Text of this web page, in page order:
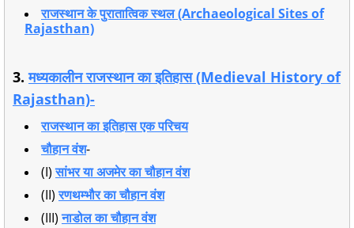
राजस्थान के पुरातात्विक स्थल (Archaeological Sites of
Rajasthan)
3.मध्यकालीन राजस्थान का इतिहास (Medieval History of
Rajasthan)-
राजस्थान का इतिहास एक परिचय
चौहान वंश-
(I)सांभर या अजमेर का चौहान वंश
(II)रणथम्भौर का चौहान वंश
(III)नाडोल का चौहान वंश